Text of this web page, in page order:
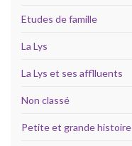
Etudes de famille
La Lys
La Lys et ses afflluents
Non classé
Petite et grande histoire